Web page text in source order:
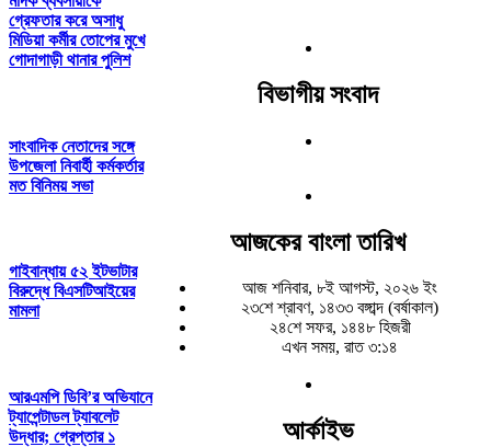
গ্রেফতার করে অসাধু
মিডিয়া কর্মীর তোপের মুখে
গোদাগাড়ী থানার পুলিশ
সাংবাদিক নেতাদের সঙ্গে
উপজেলা নিবার্হী কর্মকর্তার
মত বিনিময় সভা
গাইবান্ধায় ৫২ ইটভাটার
বিরুদ্ধে বিএসটিআইয়ের
মামলা
আরএমপি ডিবি’র অভিযানে
ট্যাপেন্টাডল ট্যাবলেট
উদ্ধার; গ্রেপ্তার ১
বিভাগীয় সংবাদ
আজকের বাংলা তারিখ
আজ শনিবার, ৮ই আগস্ট, ২০২৬ ইং
২৩শে শ্রাবণ, ১৪৩৩ বঙ্গাব্দ (বর্ষাকাল)
২৪শে সফর, ১৪৪৮ হিজরী
এখন সময়, রাত ৩:১৪
আর্কাইভ